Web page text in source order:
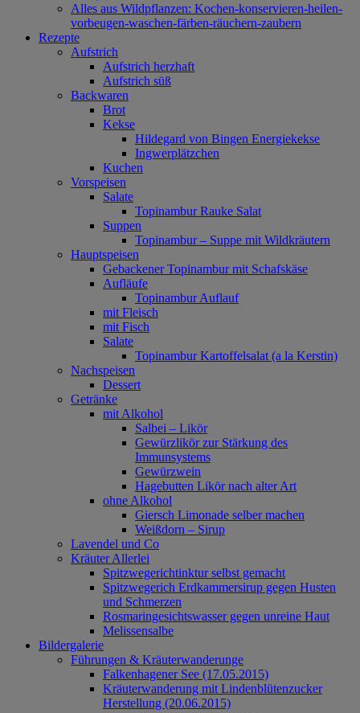
Alles aus Wildpflanzen: Kochen-konservieren-heilen-
vorbeugen-waschen-färben-räuchern-zaubern
Rezepte
Aufstrich
Aufstrich herzhaft
Aufstrich süß
Backwaren
Brot
Kekse
Hildegard von Bingen Energiekekse
Ingwerplätzchen
Kuchen
Vorspeisen
Salate
Topinambur Rauke Salat
Suppen
Topinambur – Suppe mit Wildkräutern
Hauptspeisen
Gebackener Topinambur mit Schafskäse
Aufläufe
Topinambur Auflauf
mit Fleisch
mit Fisch
Salate
Topinambur Kartoffelsalat (a la Kerstin)
Nachspeisen
Dessert
Getränke
mit Alkohol
Salbei – Likör
Gewürzlikör zur Stärkung des
Immunsystems
Gewürzwein
Hagebutten Likör nach alter Art
ohne Alkohol
Giersch Limonade selber machen
Weißdorn – Sirup
Lavendel und Co
Kräuter Allerlei
Spitzwegerichtinktur selbst gemacht
Spitzwegerich Erdkammersirup gegen Husten
und Schmerzen
Rosmaringesichtswasser gegen unreine Haut
Melissensalbe
Bildergalerie
Führungen & Kräuterwanderunge
Falkenhagener See (17.05.2015)
Kräuterwanderung mit Lindenblütenzucker
Herstellung (20.06.2015)